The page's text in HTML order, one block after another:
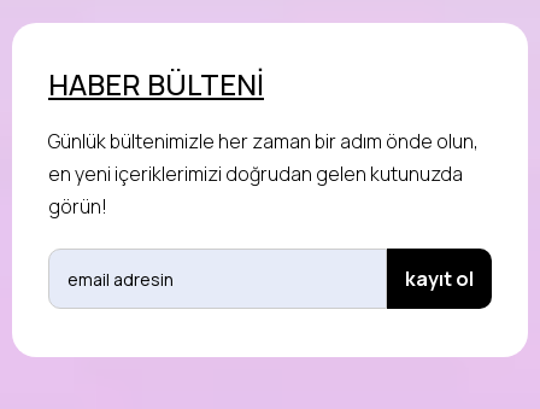
HABER BÜLTENİ
Günlük bültenimizle her zaman bir adım önde olun,
en yeni içeriklerimizi doğrudan gelen kutunuzda
görün!